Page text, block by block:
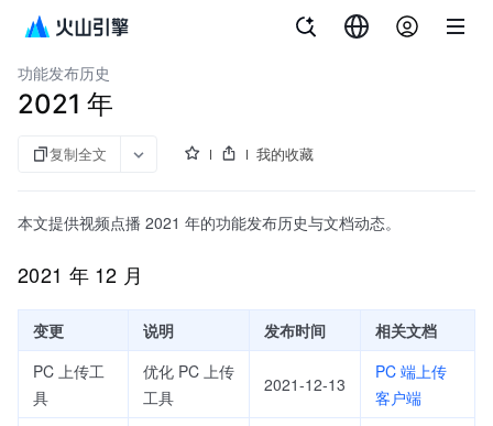
视频点播
功能发布历史
2021 年
复制全文 我的收藏
本文提供视频点播 2021 年的功能发布历史与文档动态。
2021 年 12 月
变更 说明 发布时间
相关文档
PC 上传工
具
优化 PC 上传
工具
2021-12-13
PC 端上传
客户端